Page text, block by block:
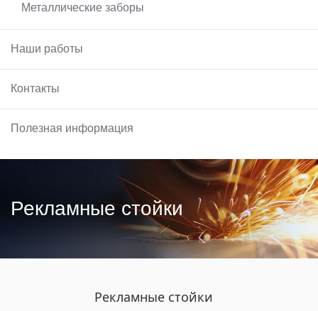
Металлические заборы
Наши работы
Контакты
Полезная информация
Рекламные стойки
Рекламные стойки